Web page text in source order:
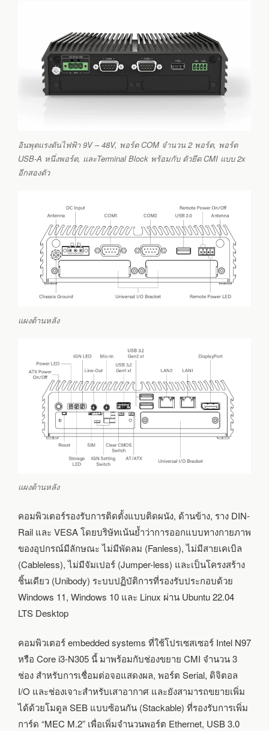
อินพุตแรงดันไฟฟ้า 9V – 48V, พอร์ต COM จำนวน 2 พอร์ต, พอร์ต
USB-A หนึ่งพอร์ต, และTerminal Block พร้อมกับ ตัวยึด CMI แบบ 2x
อีกสองตัว
แผงด้านหลัง
แผงด้านหลัง
คอมพิวเตอร์รองรับการติดตั้งแบบติดผนัง, ด้านข้าง, ราง DIN-
Rail และ VESA โดยบริษัทเน้นย้ำว่าการออกแบบทางกายภาพ
ของอุปกรณ์มีลักษณะ ไม่มีพัดลม (Fanless), ไม่มีสายเคเบิล
(Cableless), ไม่มีจัมเปอร์ (Jumper-less) และเป็นโครงสร้าง
ชิ้นเดียว (Unibody) ระบบปฏิบัติการที่รองรับประกอบด้วย
Windows 11, Windows 10 และ Linux ผ่าน Ubuntu 22.04
LTS Desktop
คอมพิวเตอร์ embedded systems ที่ใช้โปรเซสเซอร์ Intel N97
หรือ Core i3-N305 นี้ มาพร้อมกับช่องขยาย CMI จำนวน 3
ช่อง สำหรับการเชื่อมต่อจอแสดงผล, พอร์ต Serial, ดิจิตอล
I/O และช่องเจาะสำหรับเสาอากาศ และยังสามารถขยายเพิ่ม
ได้ด้วยโมดูล SEB แบบซ้อนกัน (Stackable) ที่รองรับการเพิ่ม
การ์ด “MEC M.2” เพื่อเพิ่มจำนวนพอร์ต Ethernet, USB 3.0